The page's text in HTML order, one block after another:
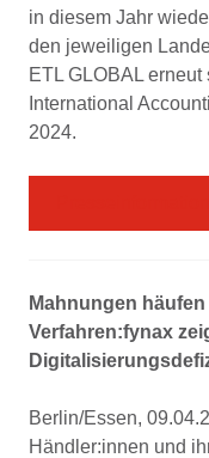
in diesem Jahr
den jeweiligen
ETL GLOBAL
International
2024.
Mahnungen
Verfahren:fynax
Berlin/Essen,
Händler:innen und